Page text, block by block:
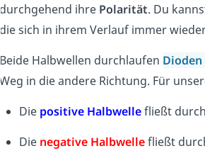
durchgehend ihre Polarität. Du
die sich in ihrem Verlauf immer
Beide Halbwellen durchlaufen Dioden
Weg in die andere Richtung. Für
Die positive Halbwellefließt durch
Die negative Halbwellefließt